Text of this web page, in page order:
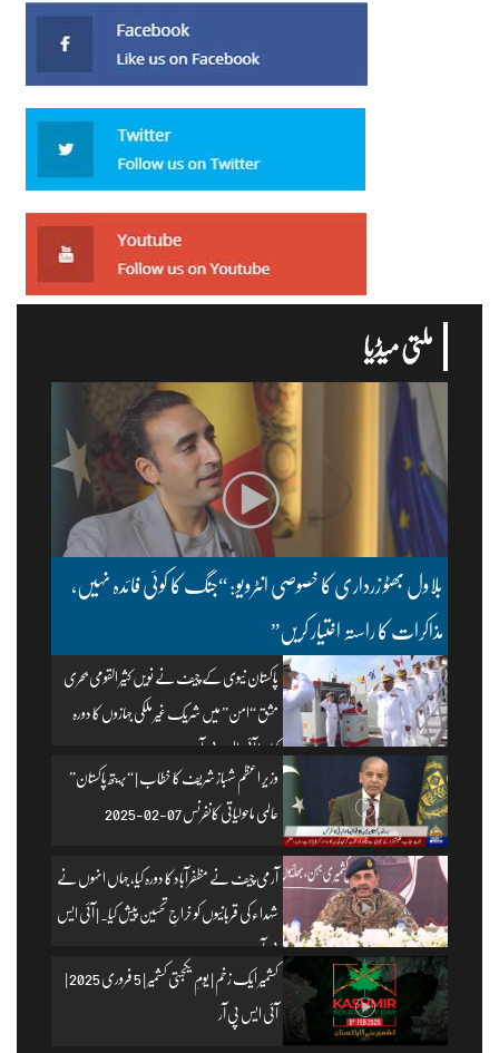
ملتی میڈیا
بلاول بھٹو زرداری کا خصوصی انٹرویو: “جنگ کا کوئی فائدہ نہیں،
مذاکرات کا راستہ اختیار کریں”
پاکستان نیوی کے چیف نے نویں کثیر القومی بحری
مشق “امن” میں شریک غیر ملکی جہازوں کا دورہ
کیا۔ | آئی ایس پی آر
وزیرِ اعظم شہباز شریف کا خطاب | “بریتھ پاکستان”
عالمی ماحولیاتی کانفرنس 07-02-2025
آرمی چیف نے مظفرآباد کا دورہ کیا، جہاں انہوں نے
شہداء کی قربانیوں کو خراجِ تحسین پیش کیا۔ | آئی ایس
پی آر
کشمیر ایک زخم | یومِ یکجہتی کشمیر | 5 فروری 2025 |
آئی ایس پی آر